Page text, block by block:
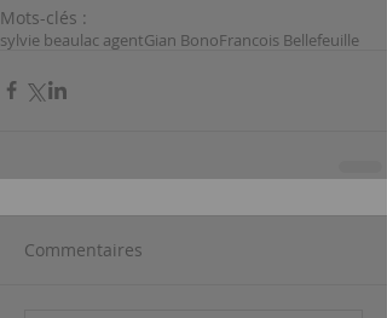
Mots-clés :
sylvie beaulac agentGian BonoFrancois Bellefeuille
Commentaires